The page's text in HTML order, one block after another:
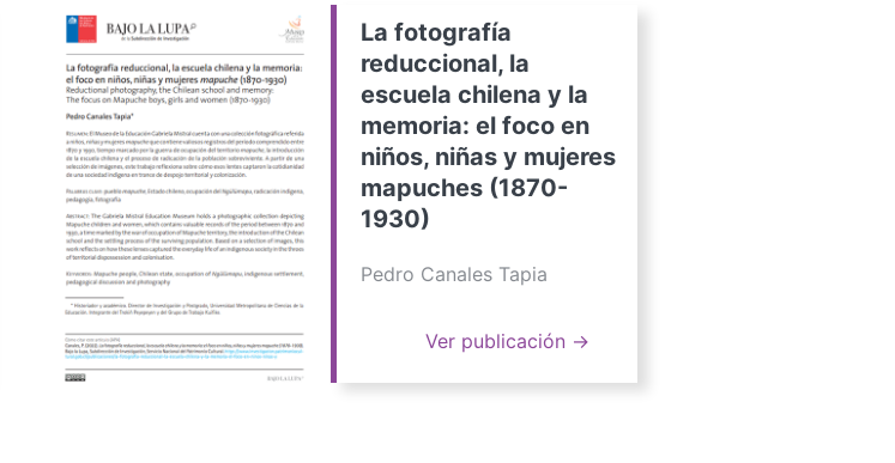
La fotografía
reduccional, la
escuela chilena y la
memoria: el foco en
niños, niñas y mujeres
mapuches (1870-
1930)
Pedro Canales Tapia
Ver publicación →